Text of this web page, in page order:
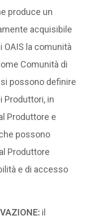
produce un
acquisibile
la comunità
Comunità di
possono definire
Produttori, in
Produttore e
possono
Produttore
e di accesso
il